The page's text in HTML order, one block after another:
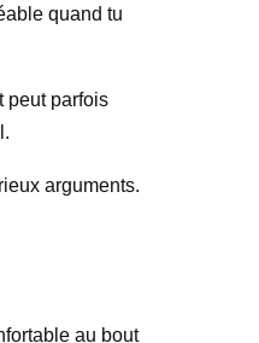
quand tu
peut parfois
arguments.
au bout